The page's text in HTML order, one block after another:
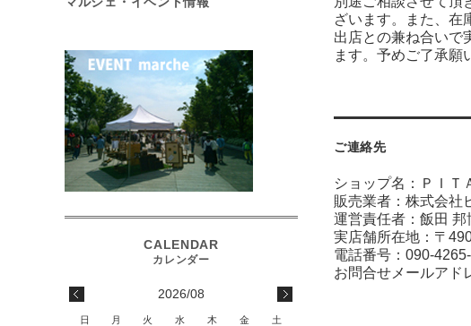
ざいます。また、在
出店との兼ね合いで
ます。予めご了承願
ご連絡先
ショップ名：ＰＩ
販売業者：株式会社
運営責任者：飯田 邦
実店舗所在地：〒
電話番号：090-
お問合せメールアド
2026/08
日 月 火 水 木 金
土